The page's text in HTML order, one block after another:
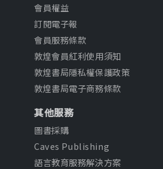
會員權益
訂閱電子報
會員服務條款
敦煌會員紅利使用須知
敦煌書局隱私權保護政策
敦煌書局電子商務條款
其他服務
圖書採購
Caves Publishing
語言教育服務解決方案